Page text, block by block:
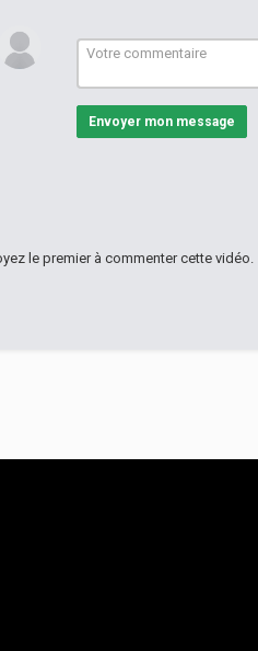
Envoyer mon message
le premier à commenter cette vidéo.